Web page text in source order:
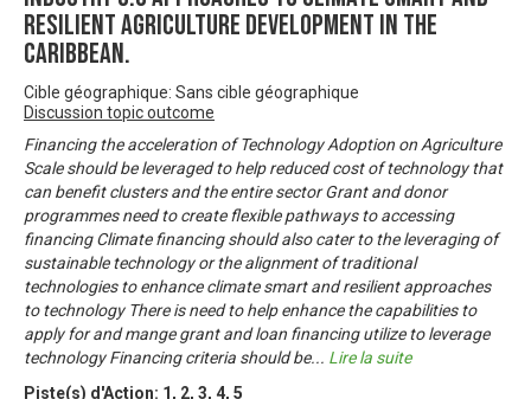
resilient agriculture development in the
Caribbean.
Cible géographique: Sans cible géographique
Discussion topic outcome
Financing the acceleration of Technology Adoption on Agriculture
Scale should be leveraged to help reduced cost of technology that
can benefit clusters and the entire sector Grant and donor
programmes need to create flexible pathways to accessing
financing Climate financing should also cater to the leveraging of
sustainable technology or the alignment of traditional
technologies to enhance climate smart and resilient approaches
to technology There is need to help enhance the capabilities to
apply for and mange grant and loan financing utilize to leverage
technology Financing criteria should be... Lire la suite
Piste(s) d'Action: 1 , 2, 3, 4, 5